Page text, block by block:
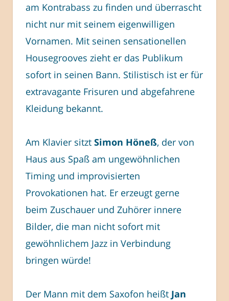
am Kontrabass zu finden und überrascht
nicht nur mit seinem eigenwilligen
Vornamen. Mit seinen sensationellen
Housegrooves zieht er das Publikum
sofort in seinen Bann. Stilistisch ist er für
extravagante Frisuren und abgefahrene
Kleidung bekannt.
Am Klavier sitzt Simon Höneß, der von
Haus aus Spaß am ungewöhnlichen
Timing und improvisierten
Provokationen hat. Er erzeugt gerne
beim Zuschauer und Zuhörer innere
Bilder, die man nicht sofort mit
gewöhnlichem Jazz in Verbindung
bringen würde!
Der Mann mit dem Saxofon heißt Jan